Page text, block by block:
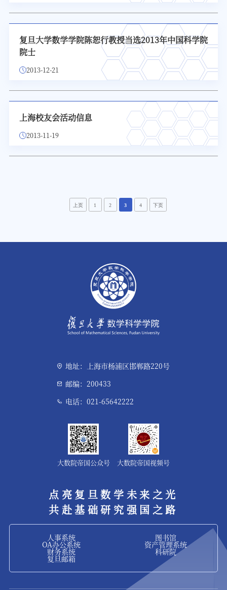
复旦大学数学学院陈恕行教授当选2013年中国科学院
院士
2013-12-21
上海校友会活动信息
2013-11-19
上页 1 2 3 4 下页
地址：上海市杨浦区邯郸路220号
邮编：200433
电话：021-65642222
大数院帝国公众号 大数院帝国视频号
点亮复旦数学未来之光
共赴基础研究强国之路
人事系统 图书馆
OA办公系统 资产管理系统
财务系统 科研院
复旦邮箱